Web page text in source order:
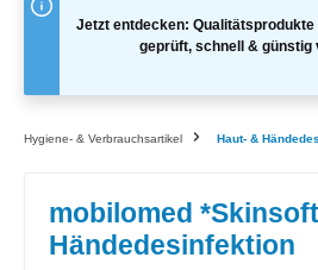
Jetzt entdecken:
geprüft, schnell & günstig
Hygiene- & Verbrauchsartikel Haut- &
mobilomed
Händedesinfektion